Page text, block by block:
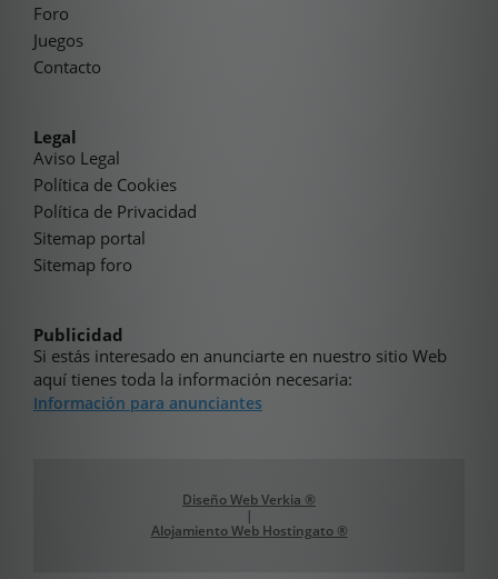
Foro
Juegos
Contacto
Legal
Aviso Legal
Política de Cookies
Política de Privacidad
Sitemap portal
Sitemap foro
Publicidad
Si estás interesado en anunciarte en nuestro sitio Web
aquí tienes toda la información necesaria:
Información para anunciantes
Diseño Web Verkia ®
|
Alojamiento Web Hostingato ®